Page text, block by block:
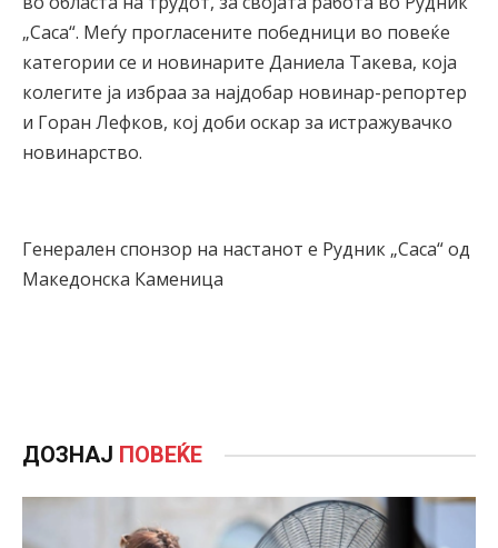
„Саса“. Меѓу прогласените победници во повеќе
категории се и новинарите Даниела Такева, која
колегите ја избраа за најдобар новинар-репортер
и Горан Лефков, кој доби оскар за истражувачко
новинарство.
Генерален спонзор на настанот е Рудник „Саса“ од
Македонска Каменица
ДОЗНАЈ ПОВЕЌЕ